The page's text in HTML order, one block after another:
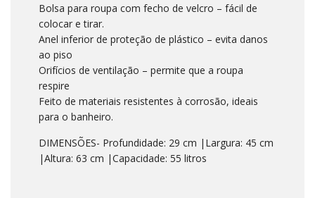
Bolsa para roupa com fecho de velcro – fácil de
colocar e tirar.
Anel inferior de proteção de plástico – evita danos
ao piso
Orifícios de ventilação – permite que a roupa
respire
Feito de materiais resistentes à corrosão, ideais
para o banheiro.
DIMENSÕES- Profundidade: 29 cm |Largura: 45 cm
|Altura: 63 cm |Capacidade: 55 litros